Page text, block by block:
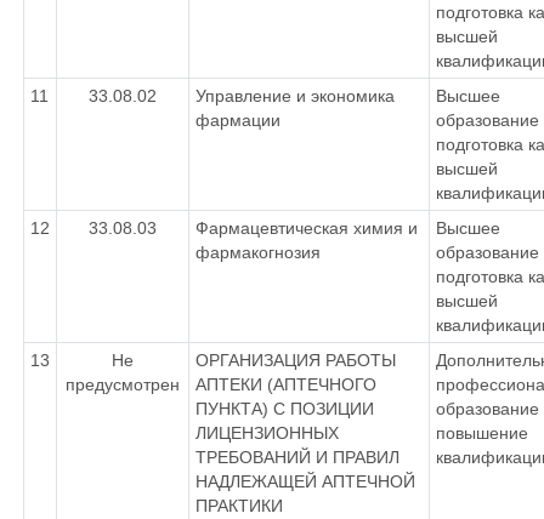
подготовка
высшей
11
33.08.02
Управление и экономика
фармации
Высшее
образование
подготовка
высшей
12
33.08.03
Фармацевтическая химия и
фармакогнозия
Высшее
образование
подготовка
высшей
13
Не
предусмотрен
ОРГАНИЗАЦИЯ РАБОТЫ
АПТЕКИ (АПТЕЧНОГО
ПУНКТА) С ПОЗИЦИИ
ЛИЦЕНЗИОННЫХ
ТРЕБОВАНИЙ И ПРАВИЛ
НАДЛЕЖАЩЕЙ АПТЕЧНОЙ
ПРАКТИКИ
образование
повышение